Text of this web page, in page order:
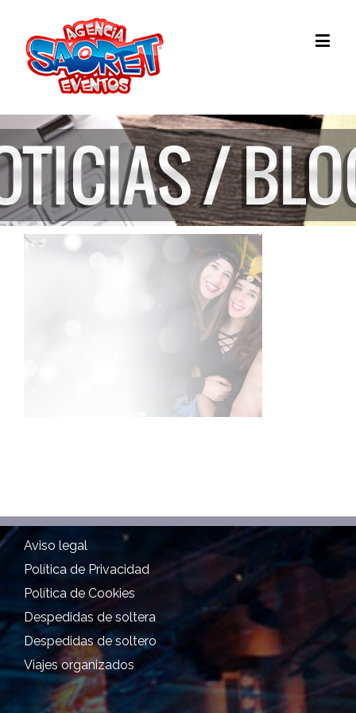
Aviso legal
Política de Privacidad
Política de Cookies
Despedidas de soltera
Despedidas de soltero
Viajes organizados